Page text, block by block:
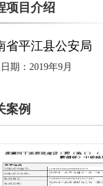
项目介绍
省平江县公安局
期：2019年9月
案例